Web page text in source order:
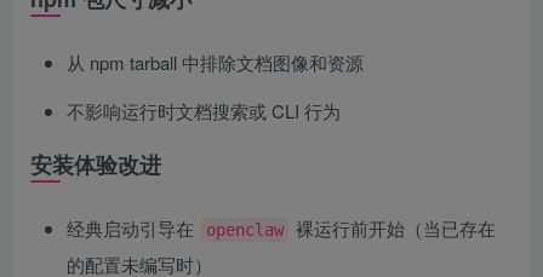
从 npm tarball 中排除文档图像和资源
不影响运行时文档搜索或 CLI 行为
安装体验改进
经典启动引导在 openclaw
裸运行前开始（当已存在
的配置未编写时）